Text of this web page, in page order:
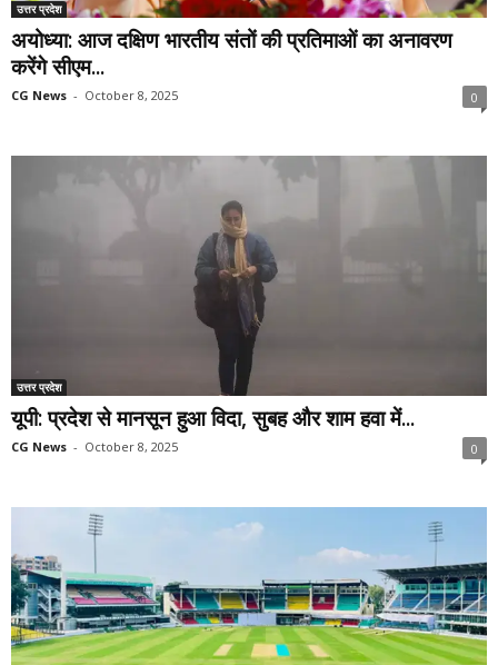
उत्तर प्रदेश
अयोध्या: आज दक्षिण भारतीय संतों की प्रतिमाओं का अनावरण
करेंगे सीएम...
CG News - October 8, 2025 0
उत्तर प्रदेश
यूपी: प्रदेश से मानसून हुआ विदा, सुबह और शाम हवा में...
CG News - October 8, 2025 0